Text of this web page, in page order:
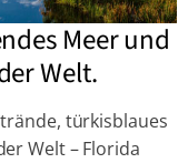
Meer und
Welt.
türkisblaues
Welt – Florida